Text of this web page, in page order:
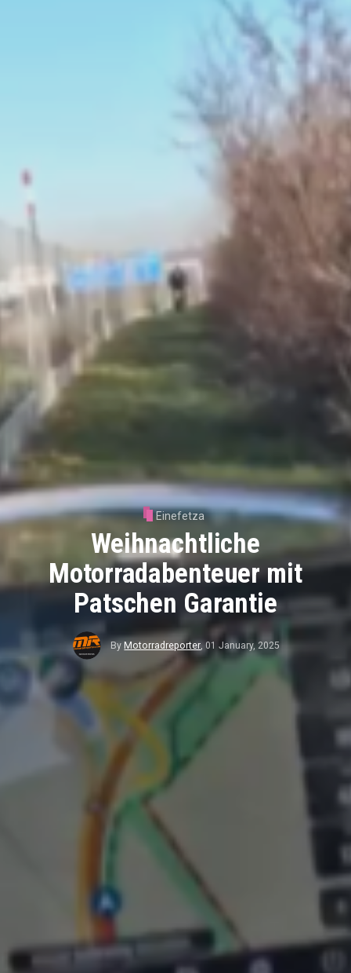
Einefetza
Weihnachtliche
Motorradabenteuer mit
Patschen Garantie
ByMotorradreporter,01 January, 2025